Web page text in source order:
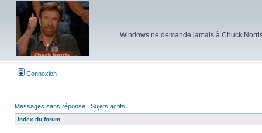
Windows ne demande jamais à Chuck
Connexion
Messages sans réponse | Sujets actifs
Index du forum